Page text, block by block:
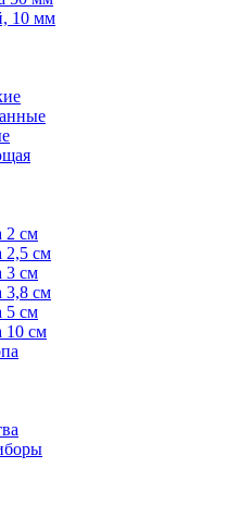
10 мм
2 см
2,5 см
3 см
3,8 см
5 см
10 см